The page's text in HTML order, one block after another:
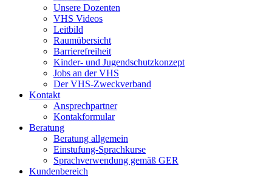
Unsere Dozenten
VHS Videos
Leitbild
Raumübersicht
Barrierefreiheit
Kinder- und Jugendschutzkonzept
Jobs an der VHS
Der VHS-Zweckverband
Kontakt
Ansprechpartner
Kontakformular
Beratung
Beratung allgemein
Einstufung-Sprachkurse
Sprachverwendung gemäß GER
Kundenbereich